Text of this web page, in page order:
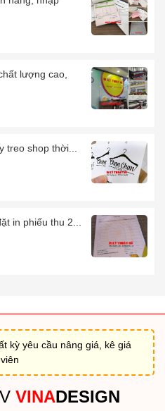
lượng cao,
treo shop thời...
in phiếu thu 2...
kỳ yêu cầu nâng giá, kê giá
VINADESIGN